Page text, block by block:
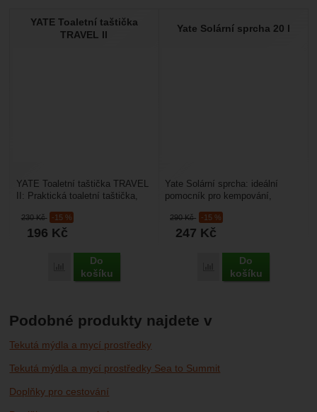
YATE Toaletní taštička
TRAVEL II
230Kč -15 %
196 Kč
Porovnat
Do
košíku
YATE Toaletní taštička TRAVEL
II: Praktická toaletní taštička,
Pohodlně...
Yate Solární sprcha 20 l
290Kč -15 %
247 Kč
Porovnat
Do
košíku
Yate Solární sprcha: ideální
pomocník pro kempování,
tmavého materiálu,...
Podobné produkty najdete v
Tekutá mýdla a mycí prostředky
Tekutá mýdla a mycí prostředky Sea to Summit
Doplňky pro cestování